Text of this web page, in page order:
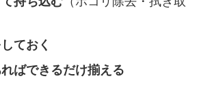
ておく
ばできるだけ揃える